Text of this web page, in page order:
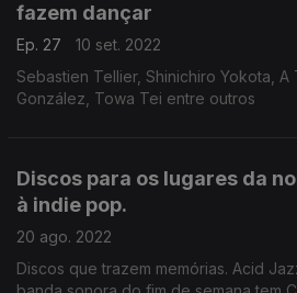
fazem dançar
Ep. 27
10 set. 2022
Sebastien Tellier, Shinichiro Yokota,
González, Towa Tei entre outros
Discos para os lugares da
à indie pop.
20 ago. 2022
Discos que trazem memórias. Acid